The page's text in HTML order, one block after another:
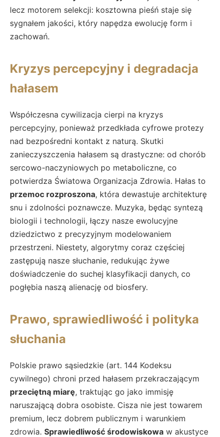
lecz motorem selekcji: kosztowna pieśń staje się
sygnałem jakości, który napędza ewolucję form i
zachowań.
Kryzys percepcyjny i degradacja
hałasem
Współczesna cywilizacja cierpi na kryzys
percepcyjny, ponieważ przedkłada cyfrowe protezy
nad bezpośredni kontakt z naturą. Skutki
zanieczyszczenia hałasem są drastyczne: od chorób
sercowo-naczyniowych po metaboliczne, co
potwierdza Światowa Organizacja Zdrowia. Hałas to
przemoc rozproszona, która dewastuje architekturę
snu i zdolności poznawcze. Muzyka, będąc syntezą
biologii i technologii, łączy nasze ewolucyjne
dziedzictwo z precyzyjnym modelowaniem
przestrzeni. Niestety, algorytmy coraz częściej
zastępują nasze słuchanie, redukując żywe
doświadczenie do suchej klasyfikacji danych, co
pogłębia naszą alienację od biosfery.
Prawo, sprawiedliwość i polityka
słuchania
Polskie prawo sąsiedzkie (art. 144 Kodeksu
cywilnego) chroni przed hałasem przekraczającym
przeciętną miarę, traktując go jako immisję
naruszającą dobra osobiste. Cisza nie jest towarem
premium, lecz dobrem publicznym i warunkiem
zdrowia. Sprawiedliwość środowiskowa w akustyce